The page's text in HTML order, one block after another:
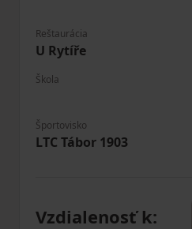
Reštaurácia
U Rytíře
Škola
Športovisko
LTC Tábor 1903
Vzdialenosť k: